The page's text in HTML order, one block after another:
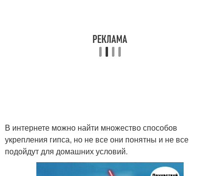
В интернете можно найти множество способов
укрепления гипса, но не все они понятны и не все
подойдут для домашних условий.